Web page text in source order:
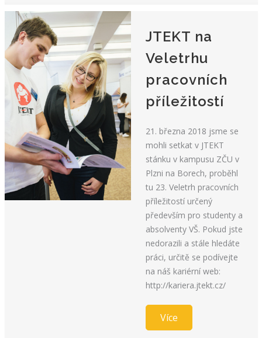
JTEKT na
Veletrhu
pracovních
příležitostí
21. března 2018 jsme se
mohli setkat v JTEKT
stánku v kampusu ZČU v
Plzni na Borech, proběhl
tu 23. Veletrh pracovních
příležitostí určený
především pro studenty a
absolventy VŠ. Pokud jste
nedorazili a stále hledáte
práci, určitě se podívejte
na náš kariérní web:
http://kariera.jtekt.cz/
Více